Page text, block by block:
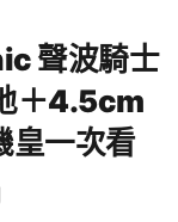
聲波騎士
＋4.5cm
皇一次看